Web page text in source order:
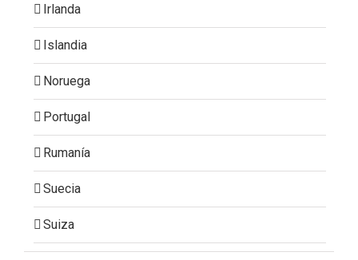
Irlanda
Islandia
Noruega
Portugal
Rumanía
Suecia
Suiza